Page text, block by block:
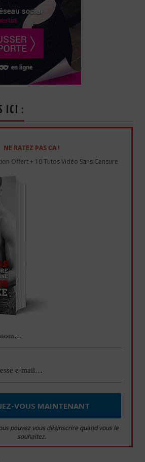
ICI :
NE RATEZ PAS CA !
Offert + 10 Tutos Vidéo Sans Censure
pouvez vous désinscrire quand vous le
souhaitez.